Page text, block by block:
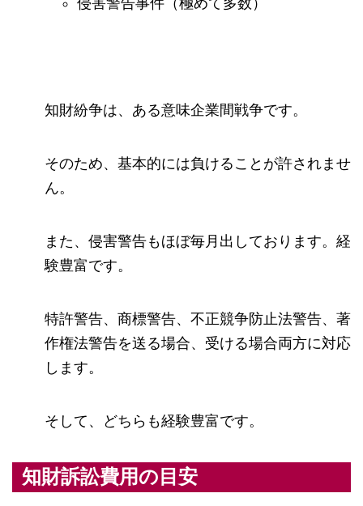
知財紛争は、ある意味企業間戦争です。
そのため、基本的には負けることが許されませ
ん。
また、侵害警告もほぼ毎月出しております。経
験豊富です。
特許警告、商標警告、不正競争防止法警告、著
作権法警告を送る場合、受ける場合両方に対応
します。
そして、どちらも経験豊富です。
知財訴訟費用の目安